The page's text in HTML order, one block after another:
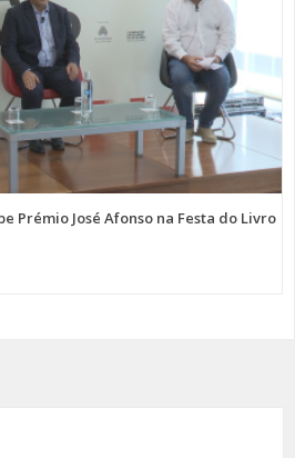
Prémio José Afonso na Festa do Livro